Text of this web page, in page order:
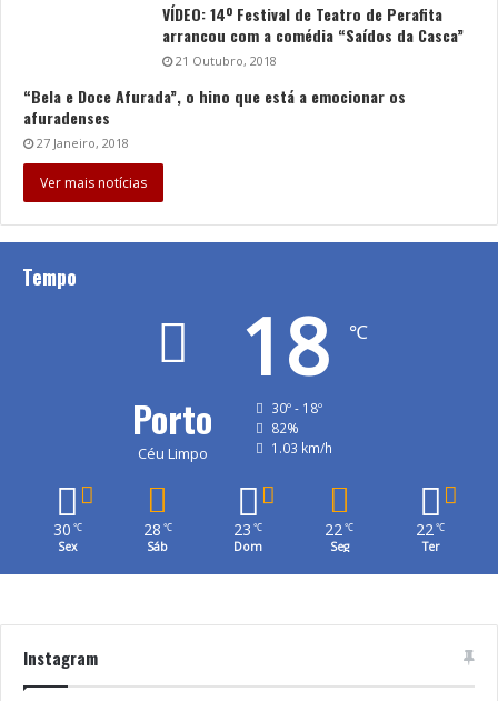
VÍDEO: 14º Festival de Teatro de Perafita
arrancou com a comédia “Saídos da Casca”
21 Outubro, 2018
“Bela e Doce Afurada”, o hino que está a emocionar os
afuradenses
27 Janeiro, 2018
Ver mais notícias
Tempo
Porto
Céu Limpo
18 ℃
30º - 18º
82%
1.03 km/h
30 ℃
Sex
28 ℃
Sáb
23 ℃
Dom
22℃
Seg
22℃
Ter
Instagram